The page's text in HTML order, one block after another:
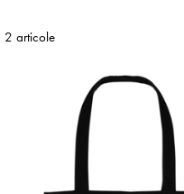
2 articole